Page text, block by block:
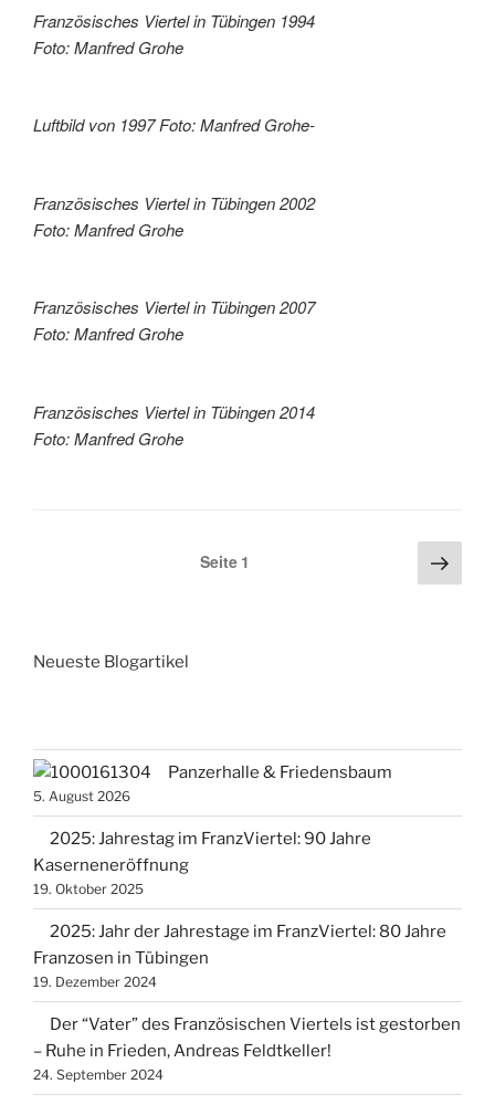
Französisches Viertel in Tübingen 1994
Foto: Manfred Grohe
Luftbild von 1997 Foto: Manfred Grohe-
Französisches Viertel in Tübingen 2002
Foto: Manfred Grohe
Französisches Viertel in Tübingen 2007
Foto: Manfred Grohe
Französisches Viertel in Tübingen 2014
Foto: Manfred Grohe
Seitennummerierung
Seite 1
Seite
Neueste Blogartikel
Panzerhalle & Friedensbaum
5. August 2026
2025: Jahrestag im FranzViertel: 90 Jahre
Kaserneneröffnung
19. Oktober 2025
2025: Jahr der Jahrestage im FranzViertel: 80 Jahre
Franzosen in Tübingen
19. Dezember 2024
Der “Vater” des Französischen Viertels ist gestorben
– Ruhe in Frieden, Andreas Feldtkeller!
24. September 2024